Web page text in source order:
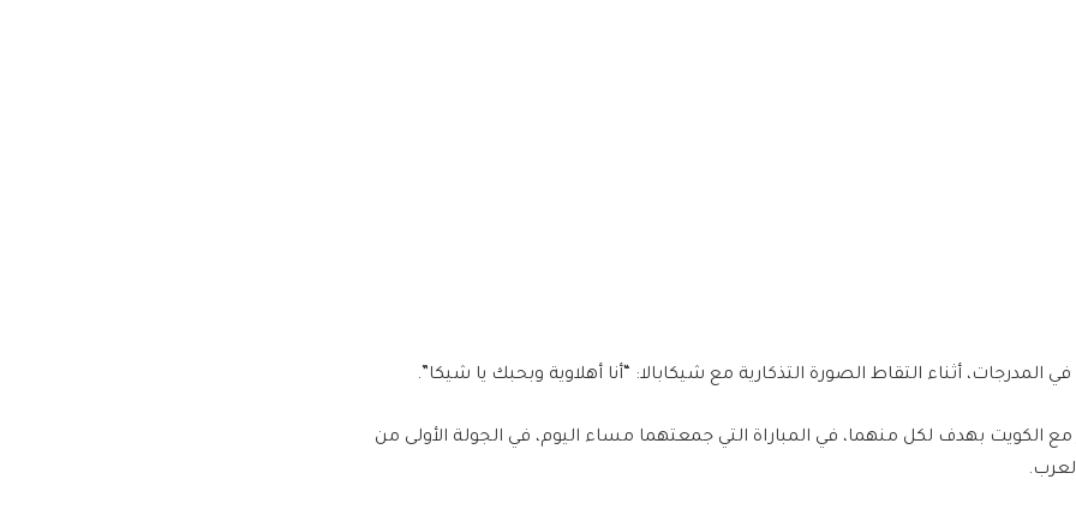
أثناء التقاط الصورة التذكارية مع شيكابالا: “أنا أهلاوية وبحبك يا شيكا”.
الكويت بهدف لكل منهما، في المباراة التي جمعتهما مساء اليوم، في الجولة الأولى من